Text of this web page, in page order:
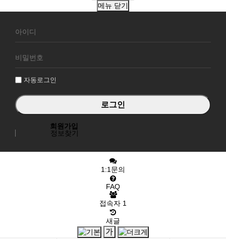
메뉴 닫기
원
그
자동로그인
회원가입
정보찾기
1:1문의
FAQ
접속자 1
새글